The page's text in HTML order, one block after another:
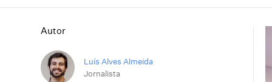
Autor
Luís Alves Almeida
Jornalista